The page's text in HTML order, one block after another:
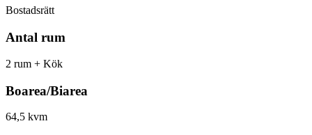
Bostadsrätt
Antal rum
2 rum + Kök
Boarea/Biarea
64,5 kvm